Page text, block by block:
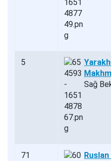
5
Sağ
71